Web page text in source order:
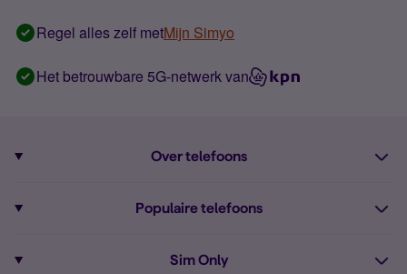
Regel alles zelf metMijn Simyo
Het betrouwbare 5G-netwerk van
Over telefoons
Alle telefoons
Populaire telefoons
Sim Only